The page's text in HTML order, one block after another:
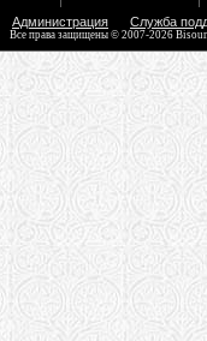
Администрация Служба
Все права защищены © 2007-2026